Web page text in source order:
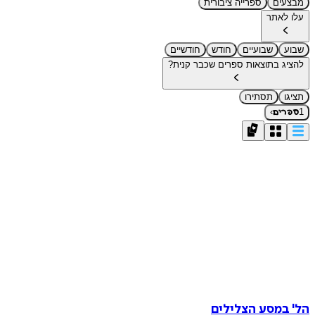
מבצעים
ספרייה ציבורית
עלו לאתר
שבוע שבועיים חודש
חודשיים
להציג בתוצאות ספרים שכבר קנית?
תציגו
תסתירו
1ספרים›
הל' במסע הצלילים